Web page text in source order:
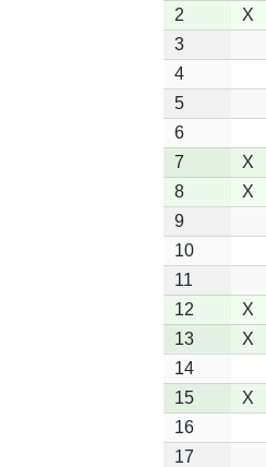
2
X
3
4
5
6
7
X
8
X
9
10
11
12
X
13
X
14
15
X
16
17